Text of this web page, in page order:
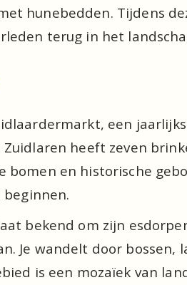
hunebedden. Tijdens
terug in het
een
heeft zeven
en historische
bekend om zijn
Je wandelt door bossen,
is een mozaïek van